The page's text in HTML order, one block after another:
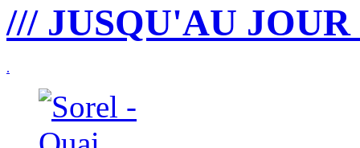
/// JUSQU'AU JOUR
.